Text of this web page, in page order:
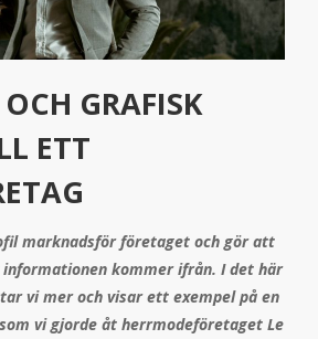
GRAFISK
ETT
marknadsför företaget och gör att
kommer ifrån. I det här
vi mer och visar ett exempel på en
vi gjorde åt herrmodeföretaget Le